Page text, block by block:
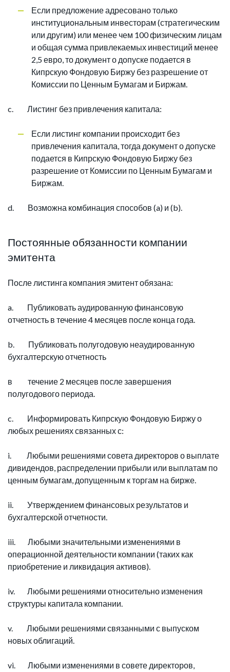
Если предложение адресовано только
институциональным инвесторам (стратегическим
или другим) или менее чем 100 физическим лицам
и общая сумма привлекаемых инвестиций менее
2,5 евро, то документ о допуске подается в
Кипрскую Фондовую Биржу без разрешение от
Комиссии по Ценным Бумагам и Биржам.
c. Листинг без привлечения капитала:
Если листинг компании происходит без
привлечения капитала, тогда документ о допуске
подается в Кипрскую Фондовую Биржу без
разрешение от Комиссии по Ценным Бумагам и
Биржам.
d. Возможна комбинация способов (a) и (b).
Постоянные обязанности компании
эмитента
После листинга компания эмитент обязана:
a. Публиковать аудированную финансовую
отчетность в течение 4 месяцев после конца года.
b. Публиковать полугодовую неаудированную
бухгалтерскую отчетность
в течение 2 месяцев после завершения
полугодового периода.
c. Информировать Кипрскую Фондовую Биржу о
любых решениях связанных с:
i. Любыми решениями совета директоров о выплате
дивидендов, распределении прибыли или выплатам по
ценным бумагам, допущенным к торгам на бирже.
ii. Утверждением финансовых результатов и
бухгалтерской отчетности.
iii. Любыми значительными изменениями в
операционной деятельности компании (таких как
приобретение и ликвидация активов).
iv. Любыми решениями относительно изменения
структуры капитала компании.
v. Любыми решениями связанными с выпуском
новых облигаций.
vi. Любыми изменениями в совете директоров,